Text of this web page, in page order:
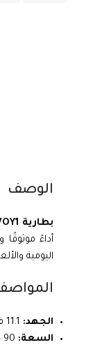
الوصف
بطارية Dell BTYVOY1
أداءً موثوقًا
اليومية
الجهد:
السعة: